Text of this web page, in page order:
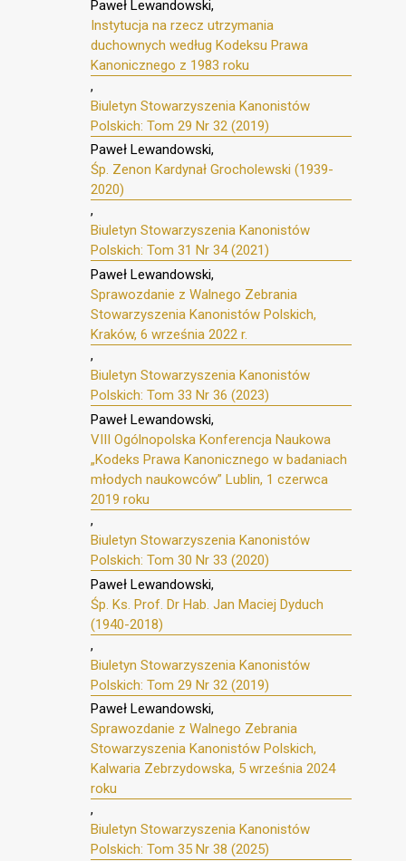
Paweł Lewandowski,
Instytucja na rzecz utrzymania
duchownych według Kodeksu Prawa
Kanonicznego z 1983 roku
,
Biuletyn Stowarzyszenia Kanonistów
Polskich: Tom 29 Nr 32 (2019)
Paweł Lewandowski,
Śp. Zenon Kardynał Grocholewski (1939-
2020)
,
Biuletyn Stowarzyszenia Kanonistów
Polskich: Tom 31 Nr 34 (2021)
Paweł Lewandowski,
Sprawozdanie z Walnego Zebrania
Stowarzyszenia Kanonistów Polskich,
Kraków, 6 września 2022 r.
,
Biuletyn Stowarzyszenia Kanonistów
Polskich: Tom 33 Nr 36 (2023)
Paweł Lewandowski,
VIII Ogólnopolska Konferencja Naukowa
„Kodeks Prawa Kanonicznego w badaniach
młodych naukowców” Lublin, 1 czerwca
2019 roku
,
Biuletyn Stowarzyszenia Kanonistów
Polskich: Tom 30 Nr 33 (2020)
Paweł Lewandowski,
Śp. Ks. Prof. Dr Hab. Jan Maciej Dyduch
(1940-2018)
,
Biuletyn Stowarzyszenia Kanonistów
Polskich: Tom 29 Nr 32 (2019)
Paweł Lewandowski,
Sprawozdanie z Walnego Zebrania
Stowarzyszenia Kanonistów Polskich,
Kalwaria Zebrzydowska, 5 września 2024
roku
,
Biuletyn Stowarzyszenia Kanonistów
Polskich: Tom 35 Nr 38 (2025)